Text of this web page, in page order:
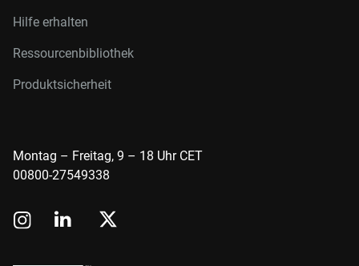
Hilfe erhalten
Ressourcenbibliothek
Produktsicherheit
Montag – Freitag, 9 – 18 Uhr CET
00800-27549338